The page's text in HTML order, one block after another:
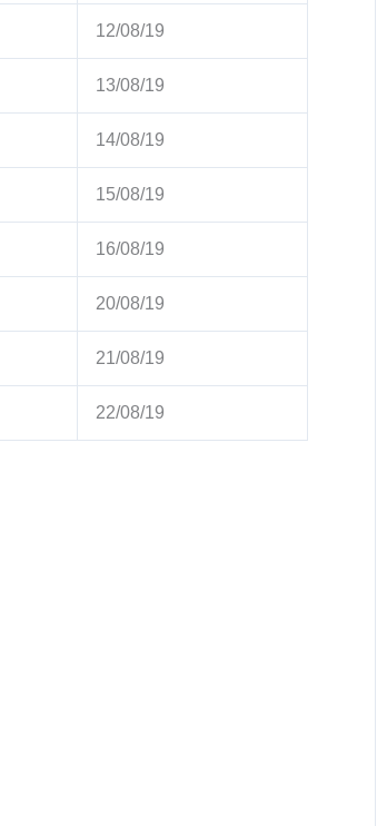
12/08/19
13/08/19
14/08/19
15/08/19
16/08/19
20/08/19
21/08/19
22/08/19